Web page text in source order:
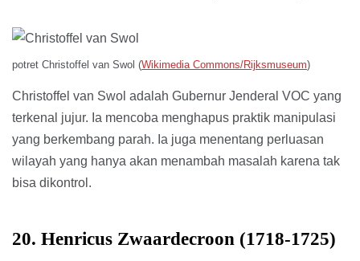
potret Christoffel van Swol (Wikimedia Commons/Rijksmuseum)
Christoffel van Swol adalah Gubernur Jenderal VOC yang
terkenal jujur. Ia mencoba menghapus praktik manipulasi
yang berkembang parah. Ia juga menentang perluasan
wilayah yang hanya akan menambah masalah karena tak
bisa dikontrol.
20. Henricus Zwaardecroon (1718-1725)